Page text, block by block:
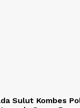
Sulut Kombes